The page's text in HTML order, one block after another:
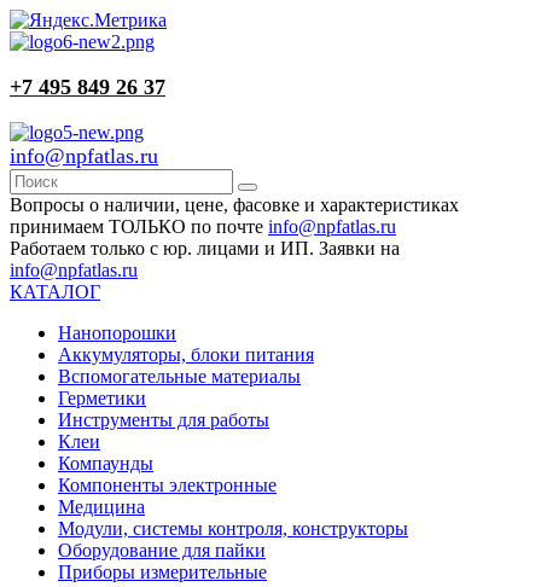
+7 495 849 26 37
info@npfatlas.ru
Вопросы о наличии, цене, фасовке и характеристиках
принимаем ТОЛЬКО по почте info@npfatlas.ru
Работаем только с юр. лицами и ИП. Заявки на
info@npfatlas.ru
КАТАЛОГ
Нанопорошки
Аккумуляторы, блоки питания
Вспомогательные материалы
Герметики
Инструменты для работы
Клеи
Компаунды
Компоненты электронные
Медицина
Модули, системы контроля, конструкторы
Оборудование для пайки
Приборы измерительные